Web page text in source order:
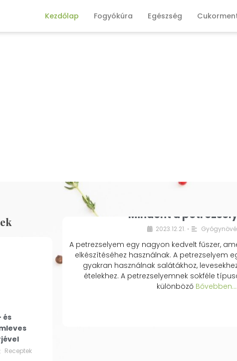
Kezdőlap Fogyókúra Egészség
és
Receptek
Mindent a
2023.12.21. •
A petrezselyem egy nagyon kedvelt fűszer,
elkészítéséhez használnak. A petrezselyem
gyakran használnak salátákhoz,
ételekhez. A petrezselyemnek sokféle
különböző